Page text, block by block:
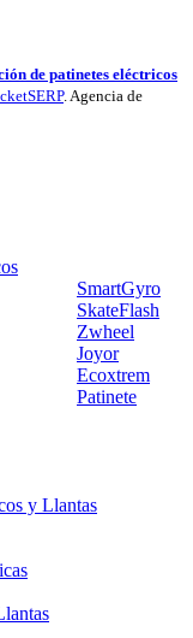
de patinetes eléctricos
. Agencia de
SmartGyro
SkateFlash
Zwheel
Joyor
Ecoxtrem
Patinete
y Llantas